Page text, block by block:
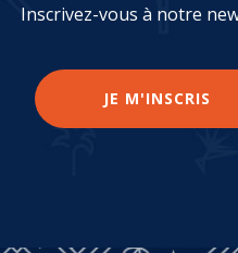
Inscrivez-vous à notre
JE M'INSCRIS